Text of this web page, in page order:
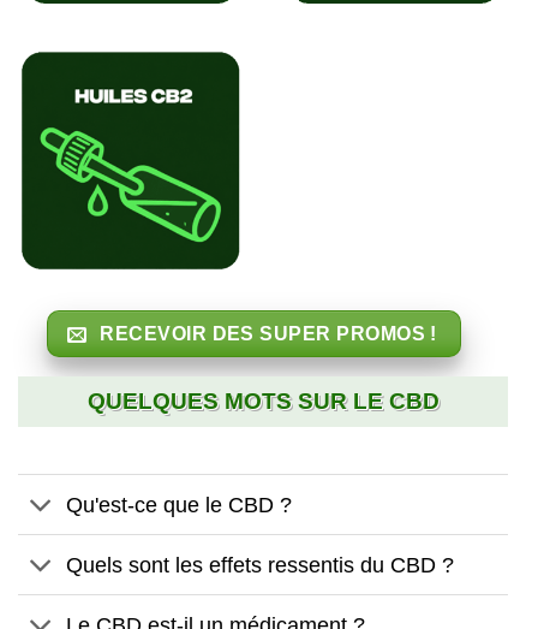
RECEVOIR DES SUPER PROMOS !
QUELQUES MOTS SUR LE CBD
Qu'est-ce que le CBD ?
Quels sont les effets ressentis du CBD ?